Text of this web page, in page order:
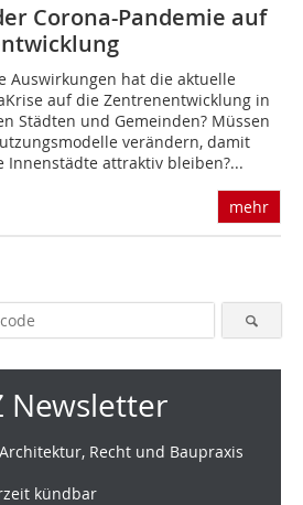
Corona-Pandemie auf
Auswirkungen hat die aktuelle
auf die Zentrenentwicklung in
Städten und Gemeinden? Müssen
verändern, damit
Innenstädte attraktiv bleiben?...
mehr
Newsletter
Recht und Baupraxis
kündbar